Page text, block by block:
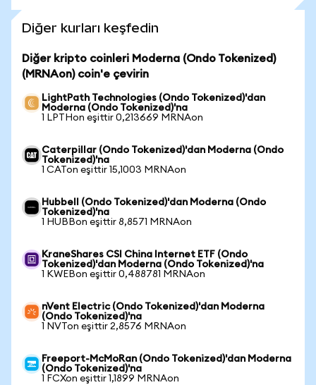
Diğer kurları keşfedin
Diğer kripto coinleri Moderna (Ondo Tokenized)
(MRNAon) coin'e çevirin
LightPath Technologies (Ondo Tokenized)'dan
Moderna (Ondo Tokenized)'na
1 LPTHon eşittir 0,213669 MRNAon
Caterpillar (Ondo Tokenized)'dan Moderna (Ondo
Tokenized)'na
1 CATon eşittir 15,1003 MRNAon
Hubbell (Ondo Tokenized)'dan Moderna (Ondo
Tokenized)'na
1 HUBBon eşittir 8,8571 MRNAon
KraneShares CSI China Internet ETF (Ondo
Tokenized)'dan Moderna (Ondo Tokenized)'na
1 KWEBon eşittir 0,488781 MRNAon
nVent Electric (Ondo Tokenized)'dan Moderna
(Ondo Tokenized)'na
1 NVTon eşittir 2,8576 MRNAon
Freeport-McMoRan (Ondo Tokenized)'dan Moderna
(Ondo Tokenized)'na
1 FCXon eşittir 1,1899 MRNAon